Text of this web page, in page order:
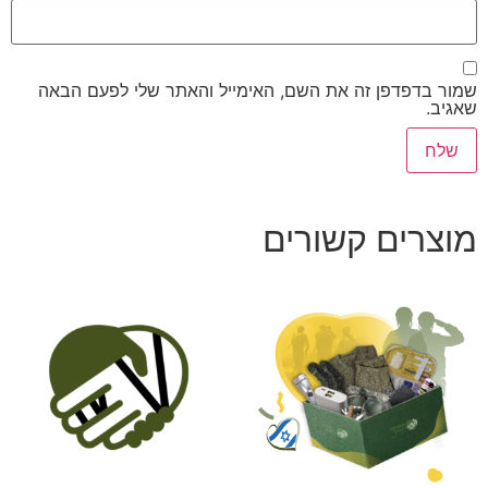
שמור בדפדפן זה את השם, האימייל והאתר שלי לפעם הבאה
שאגיב.
מוצרים קשורים